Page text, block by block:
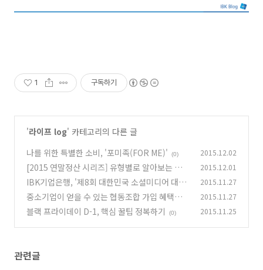
1 구독하기
'라이프 log' 카테고리의 다른 글
나를 위한 특별한 소비, '포미족(FOR ME)'
(0) 2015.12.02
[2015 연말정산 시리즈] 유형별로 알아보는 연말
정산 세테크 방법 (0)
2015.12.01
IBK기업은행, '제8회 대한민국 소셜미디어 대상'
은행/캐피탈 부문 대상 (0)
2015.11.27
중소기업이 얻을 수 있는 협동조합 가입 혜택과
지원사업 (0)
2015.11.27
블랙 프라이데이 D-1, 핵심 꿀팁 정복하기 (0) 2015.11.25
관련글